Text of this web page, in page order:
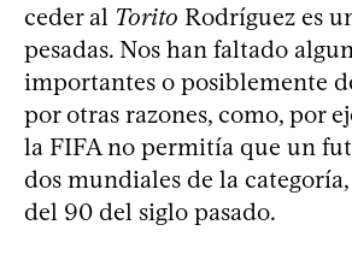
ceder al Torito Rodríguez es
pesadas. Nos han faltado
importantes o posiblemente
por otras razones, como, por
la FIFA no permitía que un
dos mundiales de la
del 90 del siglo pasado.